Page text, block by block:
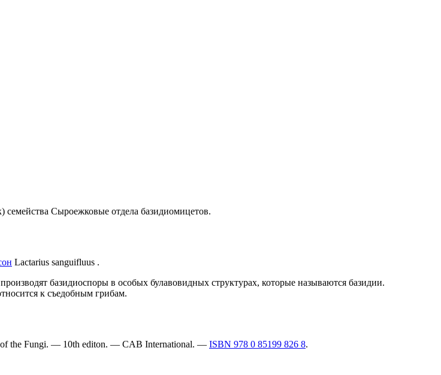
) семейства Сыроежковые отдела базидиомицетов.
Lactarius sanguifluus .
базидиоспоры в особых булавовидных структурах, которые называются базидии.
к съедобным грибам.
of the Fungi. — 10th editon. — CAB International. — ISBN 978 0 85199 826 8.